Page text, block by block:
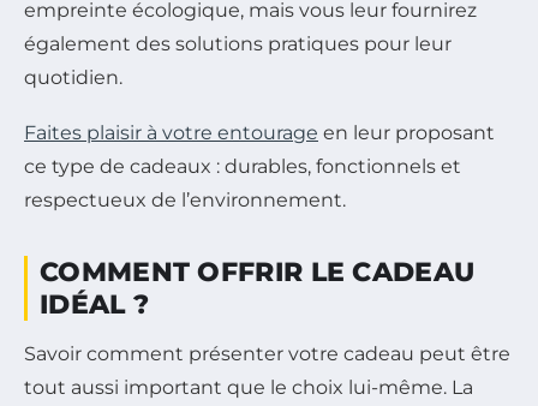
empreinte écologique, mais vous leur fournirez
également des solutions pratiques pour leur
quotidien.
Faites plaisir à votre entourage en leur proposant
ce type de cadeaux : durables, fonctionnels et
respectueux de l’environnement.
COMMENT OFFRIR LE CADEAU
IDÉAL ?
Savoir comment présenter votre cadeau peut être
tout aussi important que le choix lui-même. La